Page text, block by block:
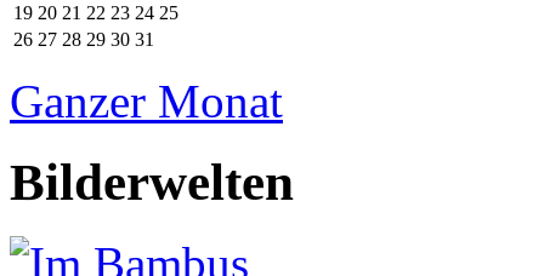
19 20 21 22 23 24 25
26 27 28 29 30 31
Ganzer Monat
Bilderwelten